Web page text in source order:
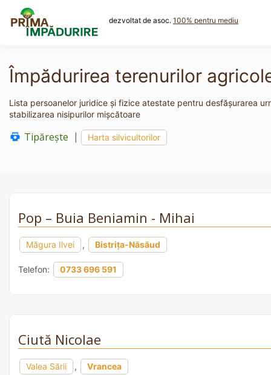
content
dezvoltat de asoc. 100% pentru mediu
Împădurirea terenurilor
Lista persoanelor juridice și fizice atestate pentru desfășurarea
stabilizarea nisipurilor mişcătoare
Tipărește Harta silvicultorilor
Pop – Buia Beniamin - Mihai
Măgura Ilvei , Bistrița-Năsăud
Telefon: 0733 696 591
Ciută Nicolae
Valea Sării , Vrancea